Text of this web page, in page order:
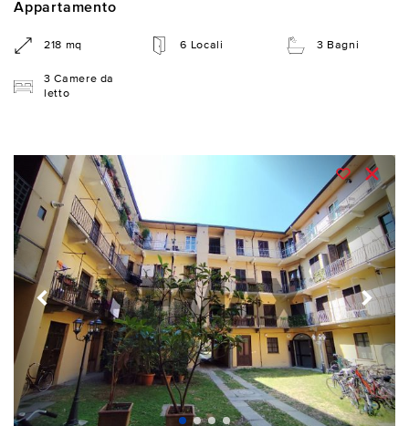
Appartamento
218 mq 6 Locali 3 Bagni
3 Camere da
letto